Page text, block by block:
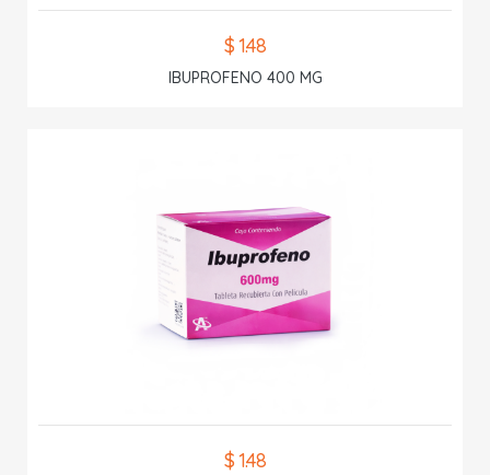
$ 1.48
IBUPROFENO 400 MG
$ 1.48